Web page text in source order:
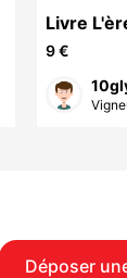
Livre
Annette
9 €
Déposer